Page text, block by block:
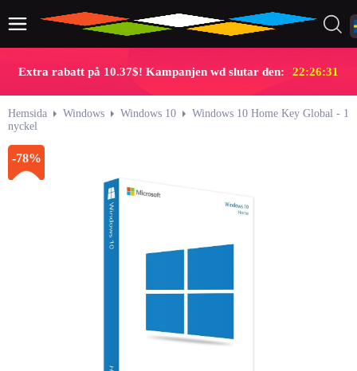
Extra rabatt på 10.37$! Kampanjen wd slutar den: 22:26:30
Hemsida Windows Windows 10
Windows 10 Home Key Global - 1
nyckel
-78%